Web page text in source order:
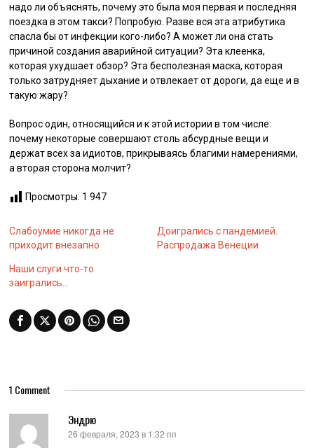
надо ли объяснять, почему это была моя первая и последняя
поездка в этом такси? Попробую. Разве вся эта атрибутика
спасла бы от инфекции кого-либо? А может ли она стать
причиной создания аварийной ситуации? Эта клеенка,
которая ухудшает обзор? Эта бесполезная маска, которая
только затрудняет дыхание и отвлекает от дороги, да еще и в
такую жару?
Вопрос один, относящийся и к этой истории в том числе:
почему некоторые совершают столь абсурдные вещи и
держат всех за идиотов, прикрываясь благими намерениями,
а вторая сторона молчит?
Просмотры: 1 947
Слабоумие никогда не
приходит внезапно
Доигрались с пандемией.
Распродажа Венеции
Наши слуги что-то
заигрались…
1 Comment
Эндрю
:26 февраля, 2023 в 1:32 пп